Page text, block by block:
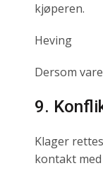
kjøperen.
Heving
Dersom
9.
Klager
kontakt